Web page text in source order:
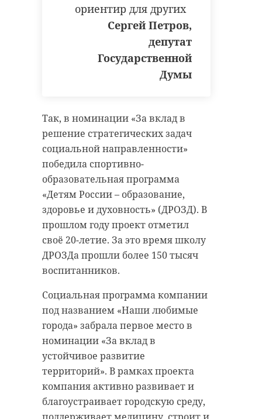
ориентир для других
Сергей Петров,
депутат
Государственной
Думы
Так, в номинации «За вклад в
решение стратегических задач
социальной направленности»
победила спортивно-
образовательная программа
«Детям России – образование,
здоровье и духовность» (ДРОЗД). В
прошлом году проект отметил
своё 20-летие. За это время школу
ДРОЗДа прошли более 150 тысяч
воспитанников.
Социальная программа компании
под названием «Наши любимые
города» забрала первое место в
номинации «За вклад в
устойчивое развитие
территорий». В рамках проекта
компания активно развивает и
благоустраивает городскую среду,